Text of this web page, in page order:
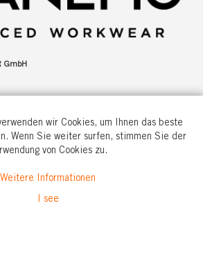
GmbH
wir Cookies, um Ihnen das beste
Wenn Sie weiter surfen, stimmen Sie der
von Cookies zu.
Weitere Informationen
I see